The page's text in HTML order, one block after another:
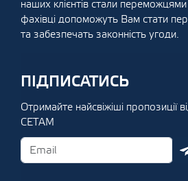
наших клієнтів стали
фахівці допоможуть Вам стати
та забезпечать законність угоди.
ПІДПИСАТИСЬ
Отримайте найсвіжіші
СЕТАМ